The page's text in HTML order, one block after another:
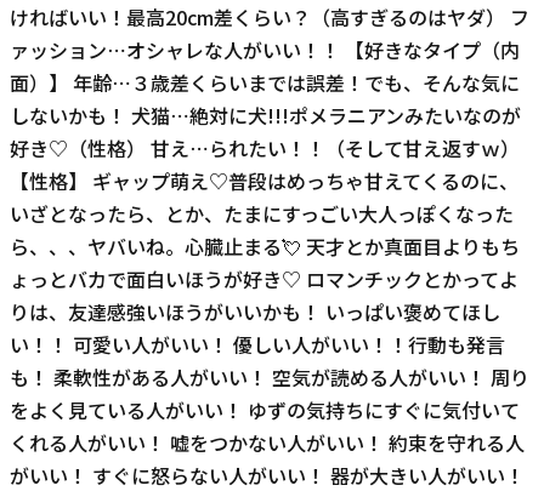
ければいい！最高20cm差くらい？（高すぎるのはヤダ） フ
ァッション⋯オシャレな人がいい！！ 【好きなタイプ（内
面）】 年齢⋯３歳差くらいまでは誤差！でも、そんな気に
しないかも！ 犬猫⋯絶対に犬!!!ポメラニアンみたいなのが
好き♡（性格） 甘え⋯られたい！！（そして甘え返すｗ）
【性格】 ギャップ萌え♡普段はめっちゃ甘えてくるのに、
いざとなったら、とか、たまにすっごい大人っぽくなった
ら、、、ヤバいね。心臓止まる💘 天才とか真面目よりもち
ょっとバカで面白いほうが好き♡ ロマンチックとかってよ
りは、友達感強いほうがいいかも！ いっぱい褒めてほし
い！！ 可愛い人がいい！ 優しい人がいい！！行動も発言
も！ 柔軟性がある人がいい！ 空気が読める人がいい！ 周り
をよく見ている人がいい！ ゆずの気持ちにすぐに気付いて
くれる人がいい！ 嘘をつかない人がいい！ 約束を守れる人
がいい！ すぐに怒らない人がいい！ 器が大きい人がいい！